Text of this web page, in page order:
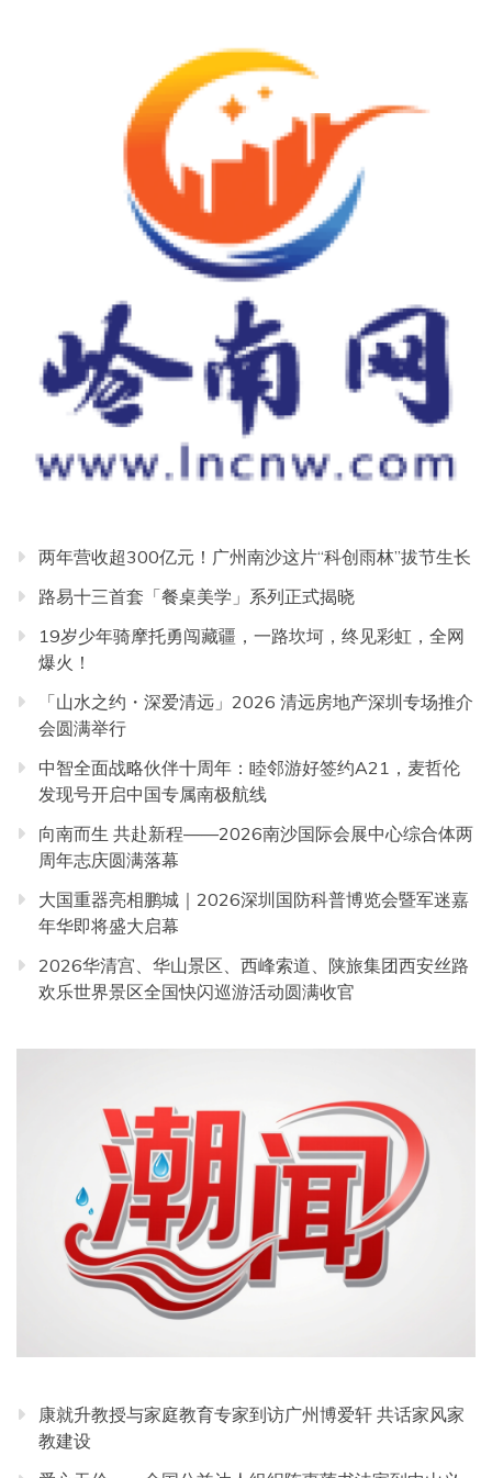
两年营收超300亿元！广州南沙这片“科创雨林”拔节生长
路易十三首套「餐桌美学」系列正式揭晓
19岁少年骑摩托勇闯藏疆，一路坎坷，终见彩虹，全网
爆火！
「山水之约・深爱清远」2026 清远房地产深圳专场推介
会圆满举行
中智全面战略伙伴十周年：睦邻游好签约A21，麦哲伦
发现号开启中国专属南极航线
向南而生 共赴新程——2026南沙国际会展中心综合体两
周年志庆圆满落幕
大国重器亮相鹏城｜2026深圳国防科普博览会暨军迷嘉
年华即将盛大启幕
2026华清宫、华山景区、西峰索道、陕旅集团西安丝路
欢乐世界景区全国快闪巡游活动圆满收官
康就升教授与家庭教育专家到访广州博爱轩 共话家风家
教建设